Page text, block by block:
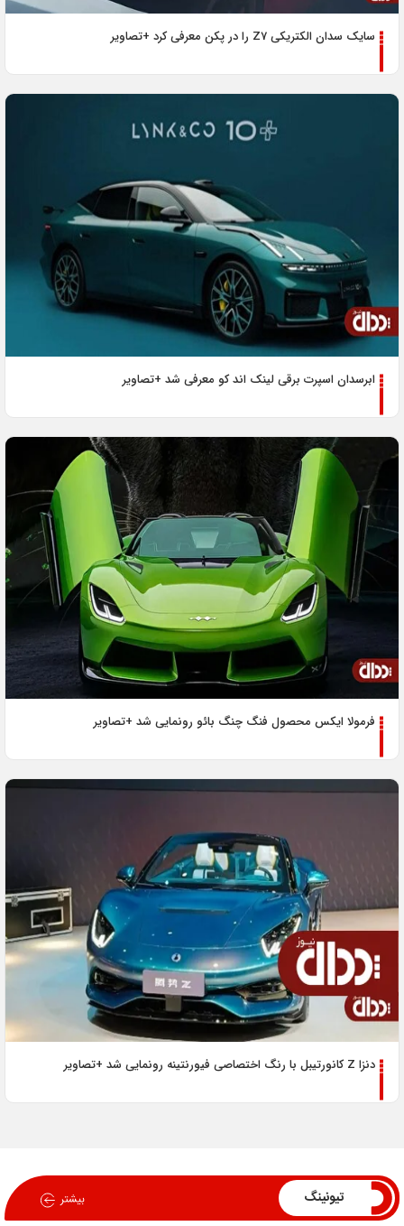
سایک سدان الکتریکی Z7 را در پکن معرفی کرد +تصاویر
ابرسدان اسپرت برقی لینک اند کو معرفی شد +تصاویر
فرمولا ایکس محصول فنگ چنگ بائو رونمایی شد +تصاویر
دنزا Z کانورتیبل با رنگ اختصاصی فیورنتینه رونمایی شد +تصاویر
تیونینگ